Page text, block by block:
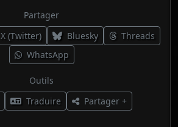
Partager
X (Twitter) Bluesky
Threads
WhatsApp
Outils
Traduire Partager +